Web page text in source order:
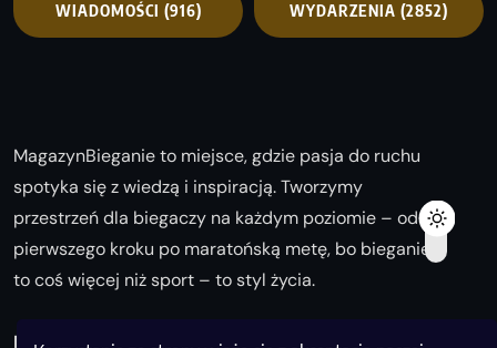
WIADOMOŚCI (916) WYDARZENIA (2852)
MagazynBieganie to miejsce, gdzie pasja do ruchu
spotyka się z wiedzą i inspiracją. Tworzymy
przestrzeń dla biegaczy na każdym poziomie – od
pierwszego kroku po maratońską metę, bo bieganie
to coś więcej niż sport – to styl życia.
Biegaj z nami i odkrywaj swoją najlepszą wersję!